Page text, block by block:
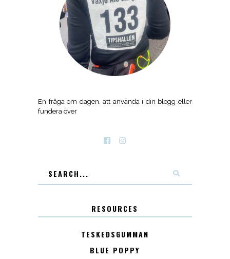
En fråga om dagen, att använda i din blogg eller
fundera över
RESOURCES
TESKEDSGUMMAN
BLUE POPPY